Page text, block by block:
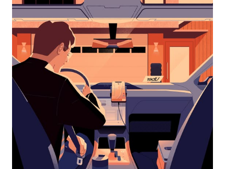
календарю
выбрать
дату.
Чтобы
закрыть
календарь,
нажмите
Esc.